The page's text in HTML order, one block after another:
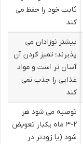
ثابت خود را حفظ می
کند
بیشتر نوزادان می
پذیرند؛ تمیز کردن آن
آسان تر است و مواد
غذایی را جذب نمی
کند
توصیه می شود هر
۲-۳ ماه یکبار تعویض
شود (یا زودتر در